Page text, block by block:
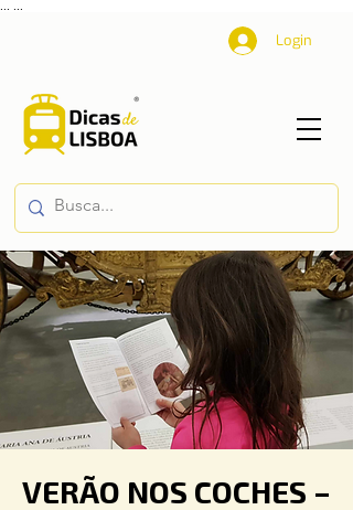
Login
VERÃO NOS COCHES –